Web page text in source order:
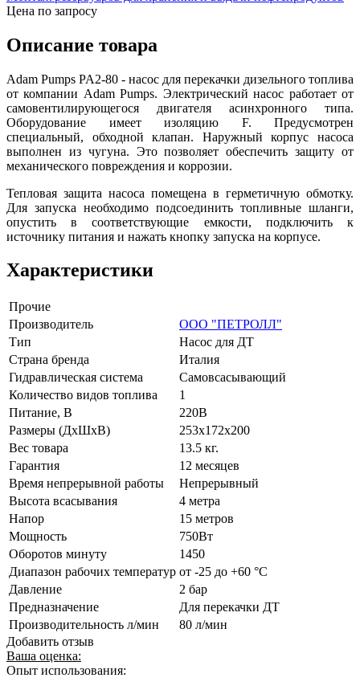
Цена по запросу
Описание товара
Adam Pumps PA2-80 - насос для перекачки дизельного топлива
от компании Adam Pumps. Электрический насос работает от
самовентилирующегося двигателя асинхронного типа.
Оборудование имеет изоляцию F. Предусмотрен
специальный, обходной клапан. Наружный корпус насоса
выполнен из чугуна. Это позволяет обеспечить защиту от
механического повреждения и коррозии.
Тепловая защита насоса помещена в герметичную обмотку.
Для запуска необходимо подсоединить топливные шланги,
опустить в соответствующие емкости, подключить к
источнику питания и нажать кнопку запуска на корпусе.
Характеристики
Прочие
Производитель
ООО "ПЕТРОЛЛ"
Тип
Насос для ДТ
Страна бренда
Италия
Гидравлическая система
Cамовсасывающий
Количество видов топлива
1
Питание, В
220В
Размеры (ДxШxВ)
253х172х200
Вес товара
13.5 кг.
Гарантия
12 месяцев
Время непрерывной работы
Непрерывный
Высота всасывания
4 метра
Напор
15 метров
Мощность
750Вт
Оборотов минуту
1450
Диапазон рабочих температур от -25 до +60 °С
Давление
2 бар
Предназначение
Для перекачки ДТ
Производительность л/мин
80 л/мин
Добавить отзыв
Ваша оценка:
Опыт использования: